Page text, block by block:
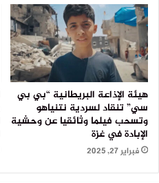
هيئة الإذاعة البريطانية “بي بي
سي” تنقاد لسردية نتنياهو
وتسحب فيلما وثائقيا عن وحشية
الإبادة في غزة
فبراير 27, 2025